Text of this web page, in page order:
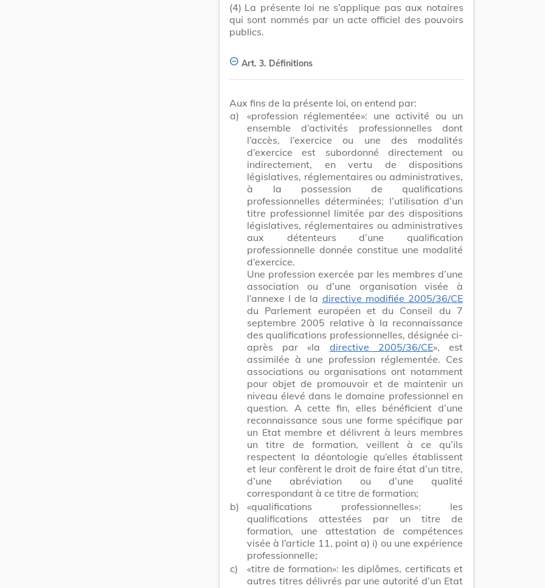
(4) La présente loi ne s’applique pas aux notaires
qui sont nommés par un acte officiel des pouvoirs
publics.
Art. 3. Définitions
Aux fins de la présente loi, on entend par:
a)
«profession réglementée»: une activité ou un
ensemble d’activités professionnelles dont
l’accès, l’exercice ou une des modalités
d’exercice est subordonné directement ou
indirectement, en vertu de dispositions
législatives, réglementaires ou administratives,
à la possession de qualifications
professionnelles déterminées; l’utilisation d’un
titre professionnel limitée par des dispositions
législatives, réglementaires ou administratives
aux détenteurs d’une qualification
professionnelle donnée constitue une modalité
d’exercice.
Une profession exercée par les membres d’une
association ou d’une organisation visée à
l’annexe I de la directive modifiée 2005/36/CE
du Parlement européen et du Conseil du 7
septembre 2005 relative à la reconnaissance
des qualifications professionnelles, désignée ci-
après par «la directive 2005/36/CE», est
assimilée à une profession réglementée. Ces
associations ou organisations ont notamment
pour objet de promouvoir et de maintenir un
niveau élevé dans le domaine professionnel en
question. A cette fin, elles bénéficient d’une
reconnaissance sous une forme spécifique par
un Etat membre et délivrent à leurs membres
un titre de formation, veillent à ce qu’ils
respectent la déontologie qu’elles établissent
et leur confèrent le droit de faire état d’un titre,
d’une abréviation ou d’une qualité
correspondant à ce titre de formation;
b)
«qualifications professionnelles»: les
qualifications attestées par un titre de
formation, une attestation de compétences
visée à l’article 11, point a) i) ou une expérience
professionnelle;
c)
«titre de formation»: les diplômes, certificats et
autres titres délivrés par une autorité d’un Etat